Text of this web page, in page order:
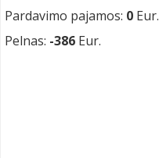
Pardavimo pajamos: 0 Eur.
Pelnas: -386 Eur.